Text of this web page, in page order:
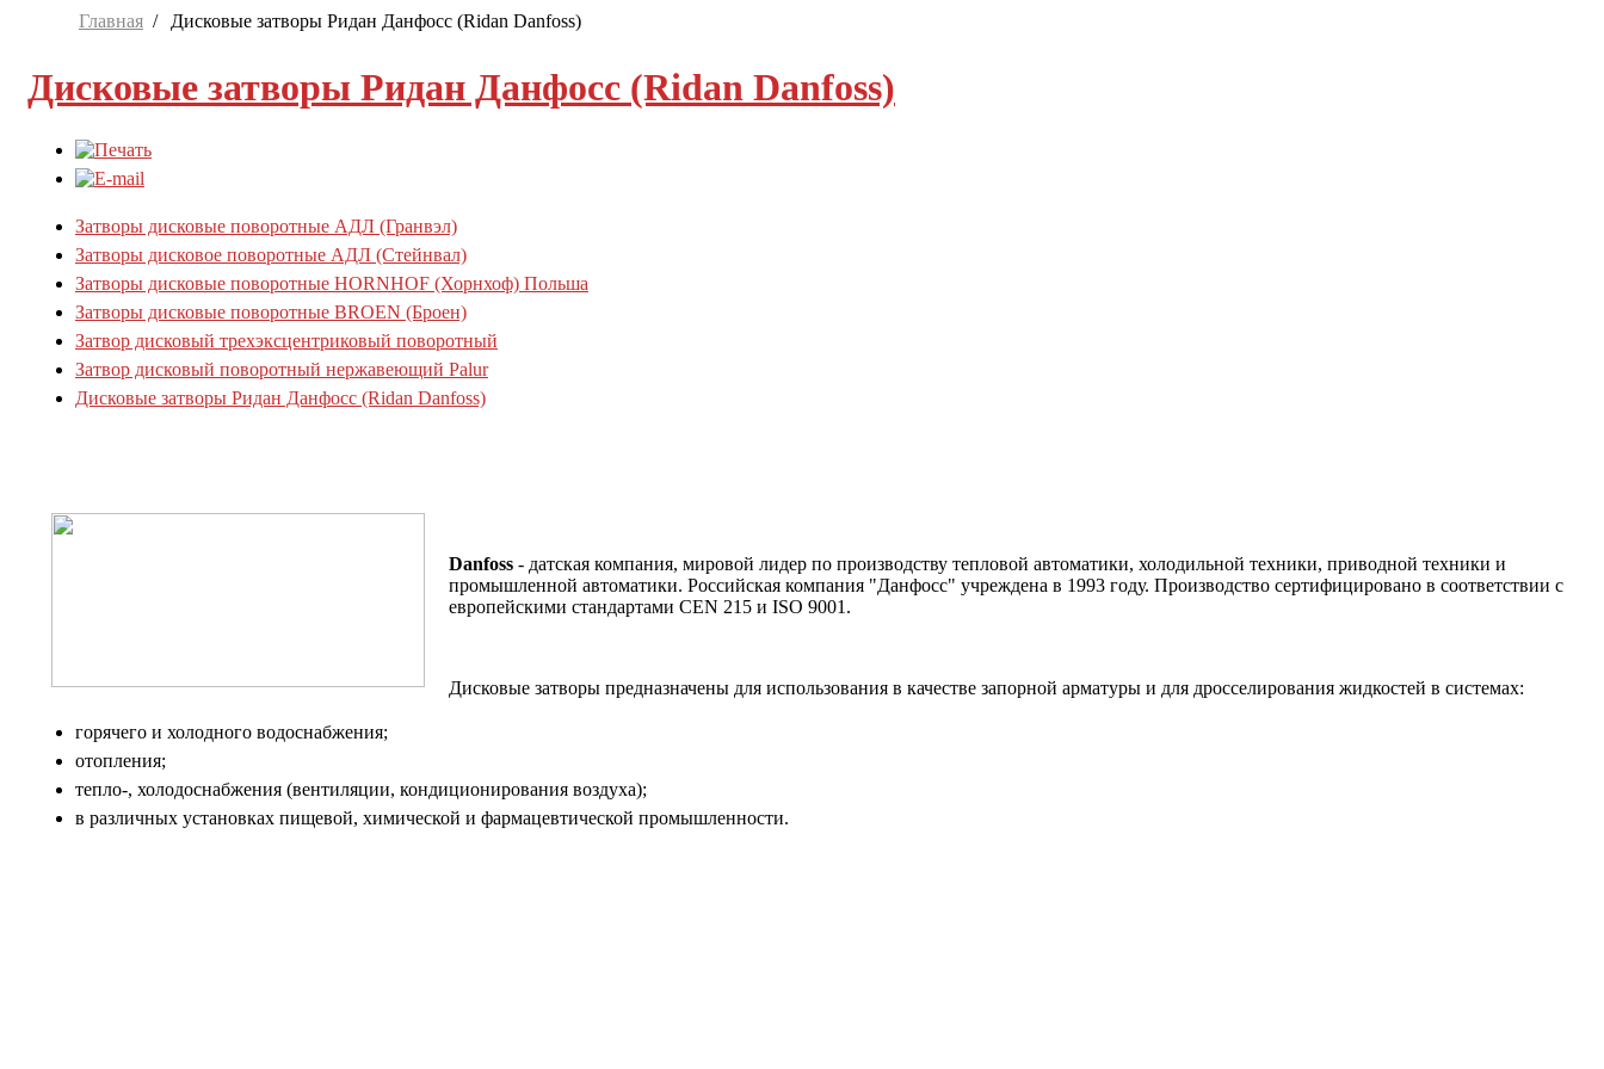
Главная Дисковые затворы Ридан Данфосс (Ridan Danfoss)
Дисковые затворы Ридан Данфосс (Ridan Danfoss)
Затворы дисковые поворотные АДЛ (Гранвэл)
Затворы дисковое поворотные АДЛ (Стейнвал)
Затворы дисковые поворотные HORNHOF (Хорнхоф) Польша
Затворы дисковые поворотные BROEN (Броен)
Затвор дисковый трехэксцентриковый поворотный
Затвор дисковый поворотный нержавеющий Palur
Дисковые затворы Ридан Данфосс (Ridan Danfoss)
Danfoss - датская компания, мировой лидер по производству тепловой автоматики, холодильной техники, приводной техники и
промышленной автоматики. Российская компания "Данфосс" учреждена в 1993 году. Производство сертифицировано в соответствии с
европейскими стандартами СEN 215 и ISO 9001.
Дисковые затворы предназначены для использования в качестве запорной арматуры и для дросселирования жидкостей в системах:
горячего и холодного водоснабжения;
отопления;
тепло-, холодоснабжения (вентиляции, кондиционирования воздуха);
в различных установках пищевой, химической и фармацевтической промышленности.